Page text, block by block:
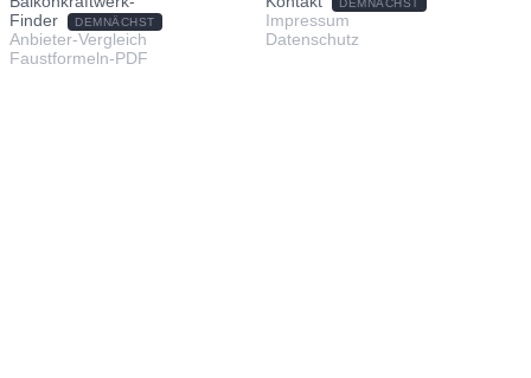
Finder
DEMNÄCHST
Anbieter-Vergleich
Faustformeln-PDF
DEMNÄCHST
Impressum
Datenschutz